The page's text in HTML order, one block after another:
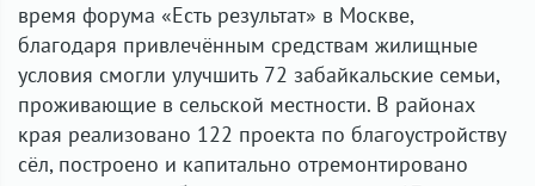
время форума «Есть результат» в Москве,
благодаря привлечённым средствам жилищные
условия смогли улучшить 72 забайкальские семьи,
проживающие в сельской местности. В районах
края реализовано 122 проекта по благоустройству
сёл, построено и капитально отремонтировано